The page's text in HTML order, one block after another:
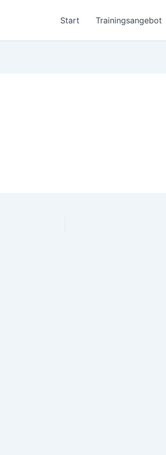
Start Trainingsangebot